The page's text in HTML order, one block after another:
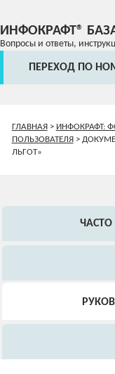
ИНФОКРАФТ®
Вопросы и ответы,
ПЕРЕХОД ПО
ГЛАВНАЯ> ИНФОКРАФТ:
ПОЛЬЗОВАТЕЛЯ>
ЛЬГОТ»